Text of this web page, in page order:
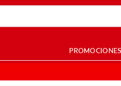
PROMOCIONES